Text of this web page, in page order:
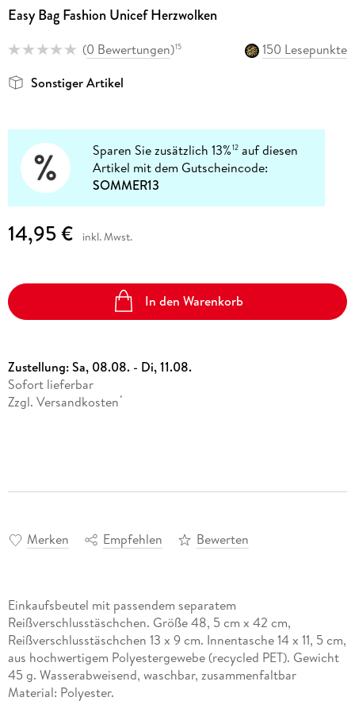
Easy Bag Fashion Unicef Herzwolken
(0 Bewertungen)15
150 Lesepunkte
Sonstiger Artikel
Sparen Sie zusätzlich 13%12 auf diesen
Artikel mit dem Gutscheincode:
SOMMER13
14,95 € inkl. Mwst.
In den Warenkorb
Zustellung:Sa, 08.08. - Di, 11.08.
Sofort lieferbar
Zzgl. Versandkosten *
Merken Empfehlen Bewerten
Einkaufsbeutel mit passendem separatem
Reißverschlusstäschchen. Größe 48, 5 cm x 42 cm,
Reißverschlusstäschchen 13 x 9 cm. Innentasche 14 x 11, 5 cm,
aus hochwertigem Polyestergewebe (recycled PET). Gewicht
45 g. Wasserabweisend, waschbar, zusammenfaltbar
Material: Polyester.